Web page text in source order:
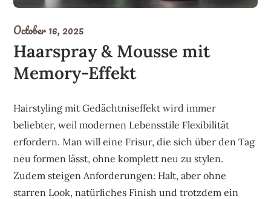
October 16, 2025
Haarspray & Mousse mit
Memory-Effekt
Hairstyling mit Gedächtniseffekt wird immer
beliebter, weil modernen Lebensstile Flexibilität
erfordern. Man will eine Frisur, die sich über den Tag
neu formen lässt, ohne komplett neu zu stylen.
Zudem steigen Anforderungen: Halt, aber ohne
starren Look, natürliches Finish und trotzdem ein